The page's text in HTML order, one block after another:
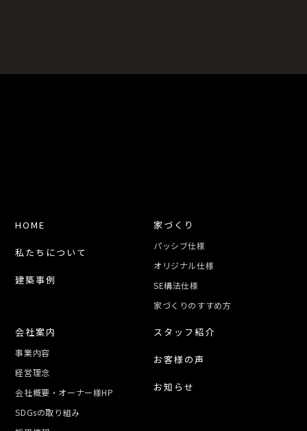
HOME
私たちについて
建築事例
家づくり
パッシブ仕様
オリジナル仕様
SE構法仕様
家づくりのすすめ方
会社案内
事業内容
経営理念
会社概要・オーナー様HP
SDGsの取り組み
スタッフ紹介
お客様の声
お知らせ